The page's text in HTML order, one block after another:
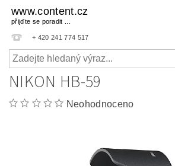
www.content.cz
přijďte se poradit ...
+ 420 241 774 517
NIKON HB-59
Neohodnoceno